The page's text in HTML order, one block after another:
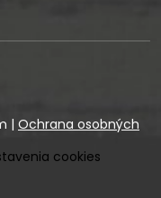
| Ochrana osobných
cookies